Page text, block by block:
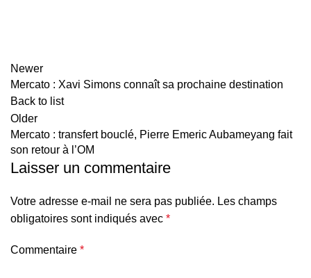
Newer
Mercato : Xavi Simons connaît sa prochaine destination
Back to list
Older
Mercato : transfert bouclé, Pierre Emeric Aubameyang fait
son retour à l’OM
Laisser un commentaire
Votre adresse e-mail ne sera pas publiée. Les champs
obligatoires sont indiqués avec *
Commentaire *